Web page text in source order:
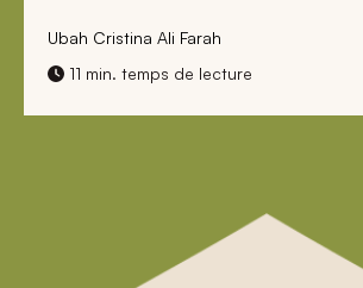
Ubah Cristina Ali Farah
11 min. temps de lecture